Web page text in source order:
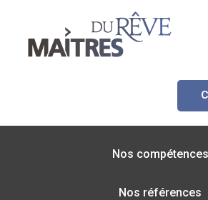
Nos compétences
Nos références